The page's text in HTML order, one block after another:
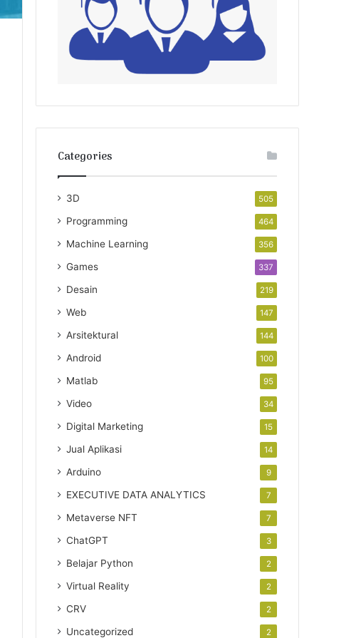
Categories
3D 505
Programming 464
Machine Learning 356
Games 337
Desain 219
Web 147
Arsitektural 144
Android 100
Matlab 95
Video 34
Digital Marketing 15
Jual Aplikasi 14
Arduino 9
EXECUTIVE DATA ANALYTICS 7
Metaverse NFT 7
ChatGPT 3
Belajar Python 2
Virtual Reality 2
CRV 2
Uncategorized 2